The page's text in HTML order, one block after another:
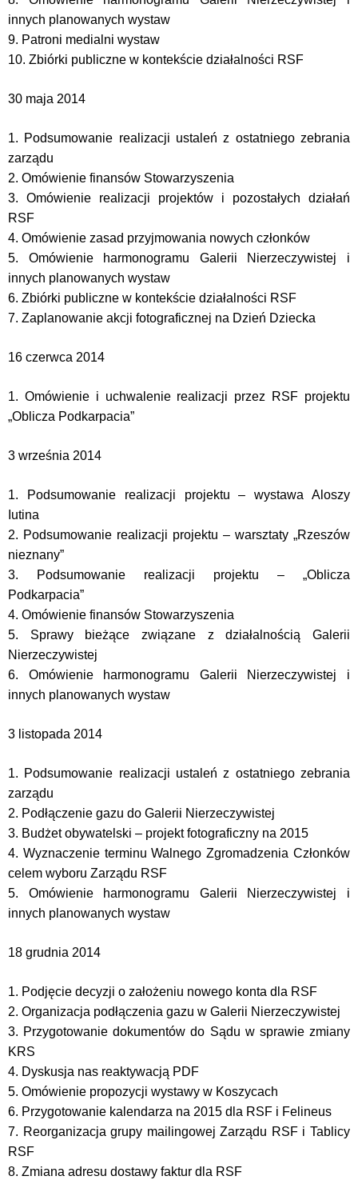
innych planowanych wystaw
9. Patroni medialni wystaw
10. Zbiórki publiczne w kontekście działalności RSF
30 maja 2014
1. Podsumowanie realizacji ustaleń z ostatniego zebrania
zarządu
2. Omówienie finansów Stowarzyszenia
3. Omówienie realizacji projektów i pozostałych działań
RSF
4. Omówienie zasad przyjmowania nowych członków
5. Omówienie harmonogramu Galerii Nierzeczywistej i
innych planowanych wystaw
6. Zbiórki publiczne w kontekście działalności RSF
7. Zaplanowanie akcji fotograficznej na Dzień Dziecka
16 czerwca 2014
1. Omówienie i uchwalenie realizacji przez RSF projektu
„Oblicza Podkarpacia”
3 września 2014
1. Podsumowanie realizacji projektu – wystawa Aloszy
Iutina
2. Podsumowanie realizacji projektu – warsztaty „Rzeszów
nieznany”
3. Podsumowanie realizacji projektu – „Oblicza
Podkarpacia”
4. Omówienie finansów Stowarzyszenia
5. Sprawy bieżące związane z działalnością Galerii
Nierzeczywistej
6. Omówienie harmonogramu Galerii Nierzeczywistej i
innych planowanych wystaw
3 listopada 2014
1. Podsumowanie realizacji ustaleń z ostatniego zebrania
zarządu
2. Podłączenie gazu do Galerii Nierzeczywistej
3. Budżet obywatelski – projekt fotograficzny na 2015
4. Wyznaczenie terminu Walnego Zgromadzenia Członków
celem wyboru Zarządu RSF
5. Omówienie harmonogramu Galerii Nierzeczywistej i
innych planowanych wystaw
18 grudnia 2014
1. Podjęcie decyzji o założeniu nowego konta dla RSF
2. Organizacja podłączenia gazu w Galerii Nierzeczywistej
3. Przygotowanie dokumentów do Sądu w sprawie zmiany
KRS
4. Dyskusja nas reaktywacją PDF
5. Omówienie propozycji wystawy w Koszycach
6. Przygotowanie kalendarza na 2015 dla RSF i Felineus
7. Reorganizacja grupy mailingowej Zarządu RSF i Tablicy
RSF
8. Zmiana adresu dostawy faktur dla RSF